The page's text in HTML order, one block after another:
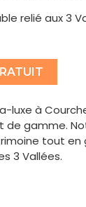
relié aux 3
luxe à
gamme.
tout en
3 Vallées.